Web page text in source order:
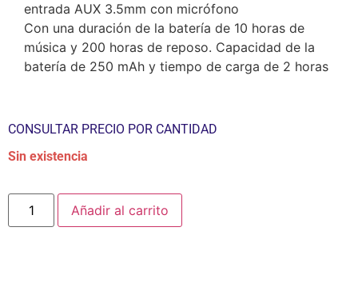
entrada AUX 3.5mm con micrófono
Con una duración de la batería de 10 horas de
música y 200 horas de reposo. Capacidad de la
batería de 250 mAh y tiempo de carga de 2 horas
CONSULTAR PRECIO POR CANTIDAD
Sin existencia
Añadir al carrito